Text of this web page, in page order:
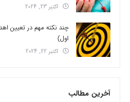
اکتبر 23, 2024
چند نکته مهم در
اول)
اکتبر 22, 2024
آخرین مطالب